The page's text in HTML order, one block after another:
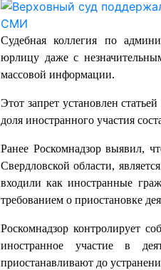
Судебная коллегия по
юрлицу даже с
массовой информации.
Этот запрет установлен
доля иностранного участия
Ранее Роскомнадзор выявил,
Свердловской области,
входили как иностранные
требованием о приостановке
Роскомнадзор контролирует
иностранное участие в
приостанавливают до